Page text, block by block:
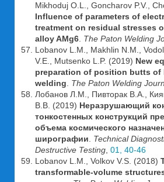
Mikhoduj O.L., Goncharov P.V.,
Influence of parameters of
treatment on residual stresses
alloy AMg6 The Paton Welding
Lobanov L.M., Makhlin N.M.,
V.E., Mutsenko L.P. (2019) New
preparation of position butts of
welding
The Paton Welding
Лобанов Л.М., Пивторак В.А.,
В.В. (2019) Неразрушающий
тонкостенных конструкций
объема космического
ширографии
Technical
Destructive Testing 01, 40-46
Lobanov L.M., Volkov V.S. (2018)
transformable-volume